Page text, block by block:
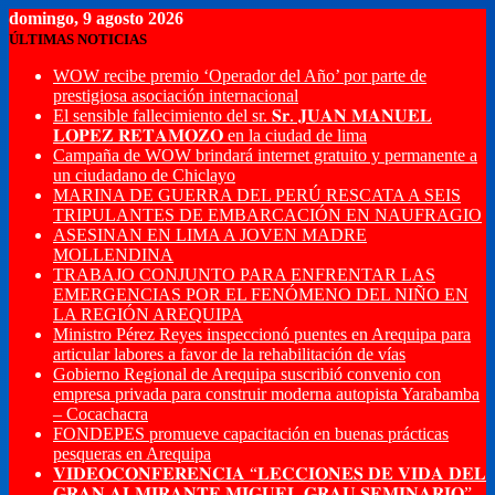
domingo, 9 agosto 2026
ÚLTIMAS NOTICIAS
WOW recibe premio ‘Operador del Año’ por parte de
prestigiosa asociación internacional
El sensible fallecimiento del sr. 𝐒𝐫. 𝐉𝐔𝐀𝐍 𝐌𝐀𝐍𝐔𝐄𝐋
𝐋𝐎𝐏𝐄𝐙 𝐑𝐄𝐓𝐀𝐌𝐎𝐙𝐎 en la ciudad de lima
Campaña de WOW brindará internet gratuito y permanente a
un ciudadano de Chiclayo
MARINA DE GUERRA DEL PERÚ RESCATA A SEIS
TRIPULANTES DE EMBARCACIÓN EN NAUFRAGIO
ASESINAN EN LIMA A JOVEN MADRE
MOLLENDINA
TRABAJO CONJUNTO PARA ENFRENTAR LAS
EMERGENCIAS POR EL FENÓMENO DEL NIÑO EN
LA REGIÓN AREQUIPA
Ministro Pérez Reyes inspeccionó puentes en Arequipa para
articular labores a favor de la rehabilitación de vías
Gobierno Regional de Arequipa suscribió convenio con
empresa privada para construir moderna autopista Yarabamba
– Cocachacra
FONDEPES promueve capacitación en buenas prácticas
pesqueras en Arequipa
𝐕𝐈𝐃𝐄𝐎𝐂𝐎𝐍𝐅𝐄𝐑𝐄𝐍𝐂𝐈𝐀 “𝐋𝐄𝐂𝐂𝐈𝐎𝐍𝐄𝐒 𝐃𝐄 𝐕𝐈𝐃𝐀 𝐃𝐄𝐋